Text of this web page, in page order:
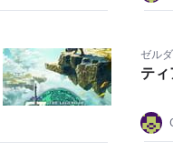
ゼル
テ